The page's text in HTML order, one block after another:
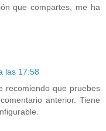
que compartes, me ha
las 17:58
recomiendo que pruebes
anterior. Tiene